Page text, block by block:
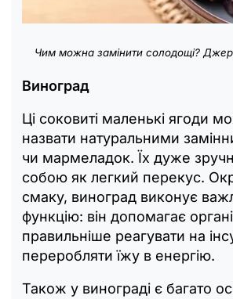
Чим можна замінити солодощі?
Виноград
Ці соковиті маленькі ягоди
назвати натуральними
чи мармеладок. Їх дуже
собою як легкий перекус.
смаку, виноград виконує
функцію: він допомагає
правильніше реагувати на
переробляти їжу в енергію.
Також у винограді є багато